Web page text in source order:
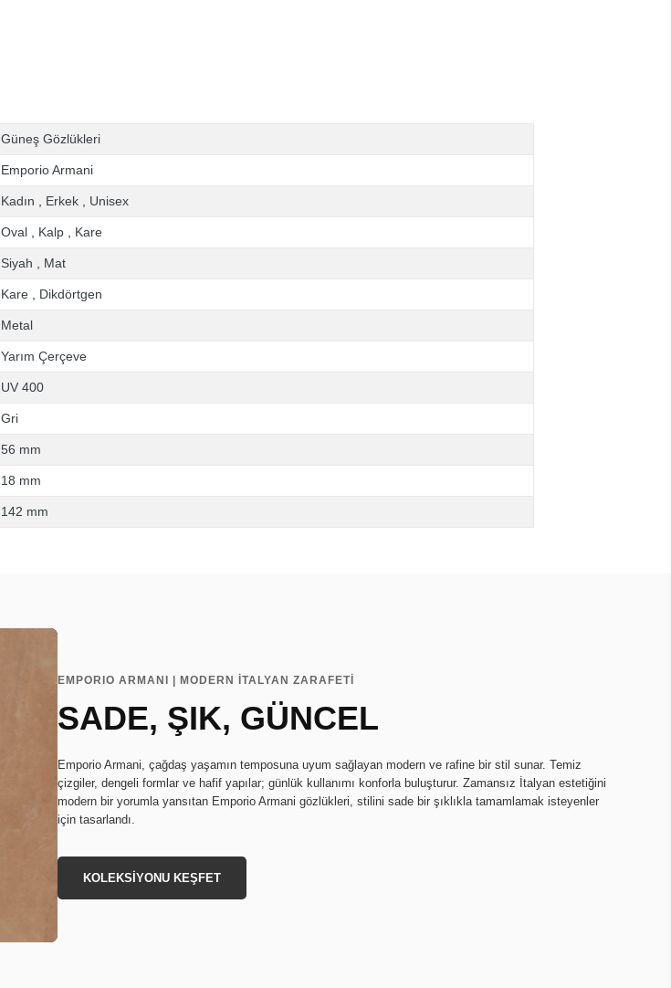
Güneş Gözlükleri
Emporio Armani
Kadın Erkek Unisex
Oval Kalp Kare
Siyah Mat
Kare Dikdörtgen
Metal
Yarım Çerçeve
UV 400
Gri
56 mm
18 mm
142 mm
EMPORIO ARMANI | MODERN İTALYAN ZARAFETİ
SADE, ŞIK, GÜNCEL
Emporio Armani, çağdaş yaşamın temposuna uyum sağlayan modern ve rafine bir stil sunar. Temiz
çizgiler, dengeli formlar ve hafif yapılar; günlük kullanımı konforla buluşturur. Zamansız İtalyan estetiğini
modern bir yorumla yansıtan Emporio Armani gözlükleri, stilini sade bir şıklıkla tamamlamak isteyenler
için tasarlandı.
KOLEKSİYONU KEŞFET